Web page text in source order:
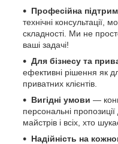
Професійна
технічні консультації,
складності. Ми не
ваші задачі!
Для бізнесу та
ефективні рішення як
приватних клієнтів.
Вигідні умови —
персональні пропозиції
майстрів і всіх, хто
Надійність на